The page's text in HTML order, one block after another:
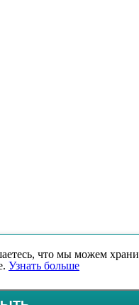
что мы можем
Узнать больше